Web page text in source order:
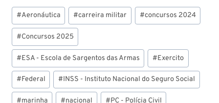
Tags
do
Post:
#Aeronáutica #carreira militar #concursos 2024
#Concursos 2025
#ESA - Escola de Sargentos das Armas #Exercito
#Federal #INSS - Instituto Nacional do Seguro Social
#marinha #nacional #PC - Polícia Civil